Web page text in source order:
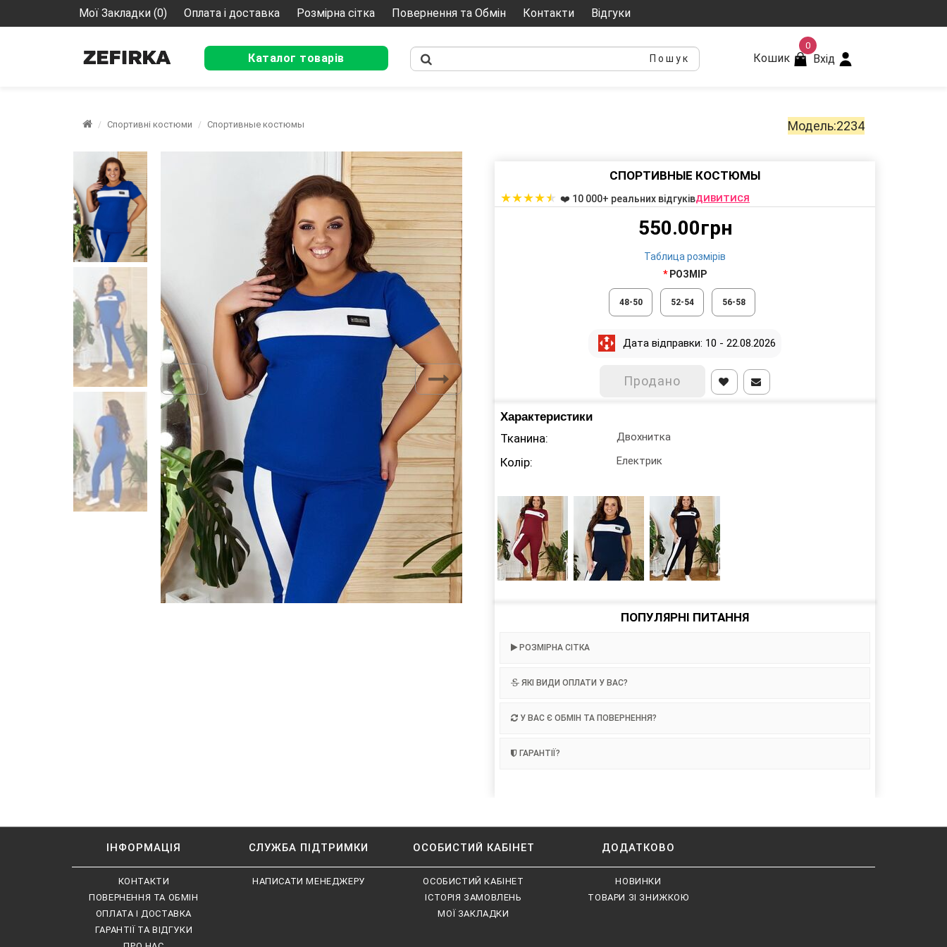
Мої Закладки (0) Оплата і доставка Розмірна сітка Повернення та Обмін Контакти Відгуки
Каталог товарів Пошук Кошик
0
Вхід
Спортивні костюми Спортивные костюмы Модель:2234
СПОРТИВНЫЕ КОСТЮМЫ
★★★★★ ❤️ 10 000+ реальних відгуківДИВИТИСЯ
550.00грн
Таблица розмірів
РОЗМІР
48-50 52-54 56-58
Дата відправки: 10 - 22.08.2026
Продано
Характеристики
Тканина: Двохнитка
Колір: Електрик
ПОПУЛЯРНІ ПИТАННЯ
РОЗМІРНА СІТКА
ЯКІ ВИДИ ОПЛАТИ У ВАС?
У ВАС Є ОБМІН ТА ПОВЕРНЕННЯ?
ГАРАНТІЇ?
ІНФОРМАЦІЯ
КОНТАКТИ
ПОВЕРНЕННЯ ТА ОБМІН
ОПЛАТА І ДОСТАВКА
ГАРАНТІЇ ТА ВІДГУКИ
СЛУЖБА ПІДТРИМКИ
НАПИСАТИ МЕНЕДЖЕРУ
ОСОБИСТИЙ КАБІНЕТ
ОСОБИСТИЙ КАБІНЕТ
ІСТОРІЯ ЗАМОВЛЕНЬ
МОЇ ЗАКЛАДКИ
ДОДАТКОВО
НОВИНКИ
ТОВАРИ ЗІ ЗНИЖКОЮ